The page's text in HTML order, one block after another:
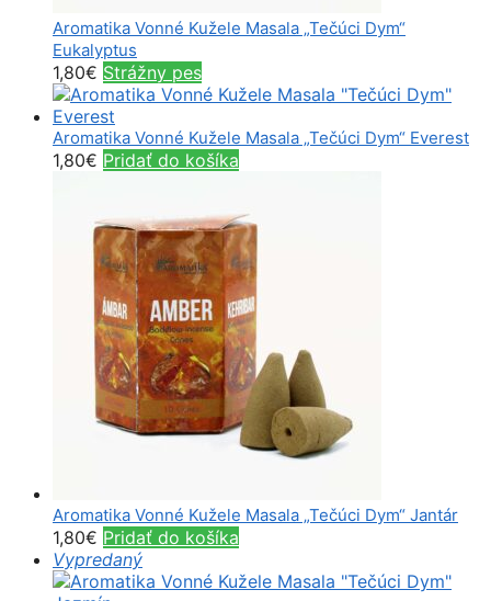
Aromatika Vonné Kužele Masala „Tečúci Dym“
Eukalyptus
1,80€ Strážny pes
Aromatika Vonné Kužele Masala „Tečúci Dym“ Everest
1,80€ Pridať do košíka
Aromatika Vonné Kužele Masala „Tečúci Dym“ Jantár
1,80€ Pridať do košíka
Vypredaný